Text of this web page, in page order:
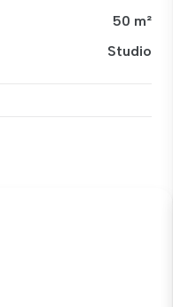
50 m²
Studio